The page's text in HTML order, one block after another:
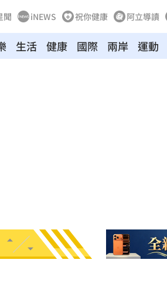
聞 iNEWS 祝你健康 阿立導讀
生活 健康 國際 兩岸 運動